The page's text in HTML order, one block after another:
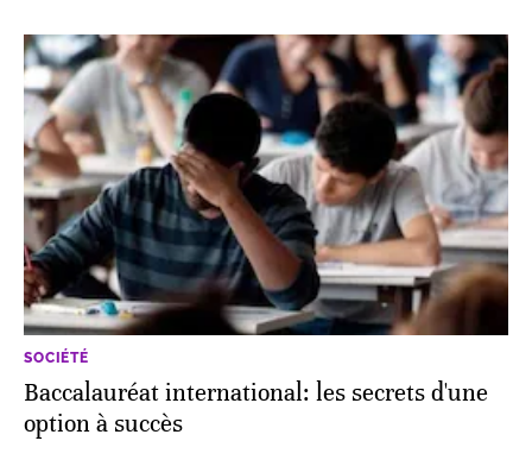
SOCIÉTÉ
Baccalauréat international: les secrets d'une
option à succès